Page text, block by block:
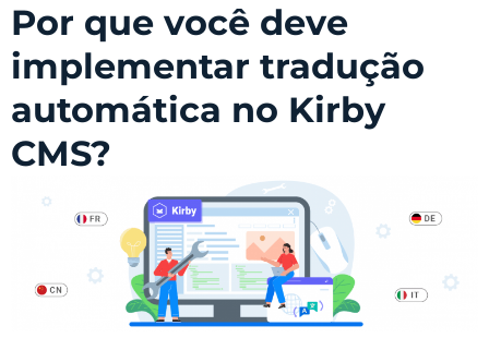
Por que você deve
implementar tradução
automática no Kirby
CMS?